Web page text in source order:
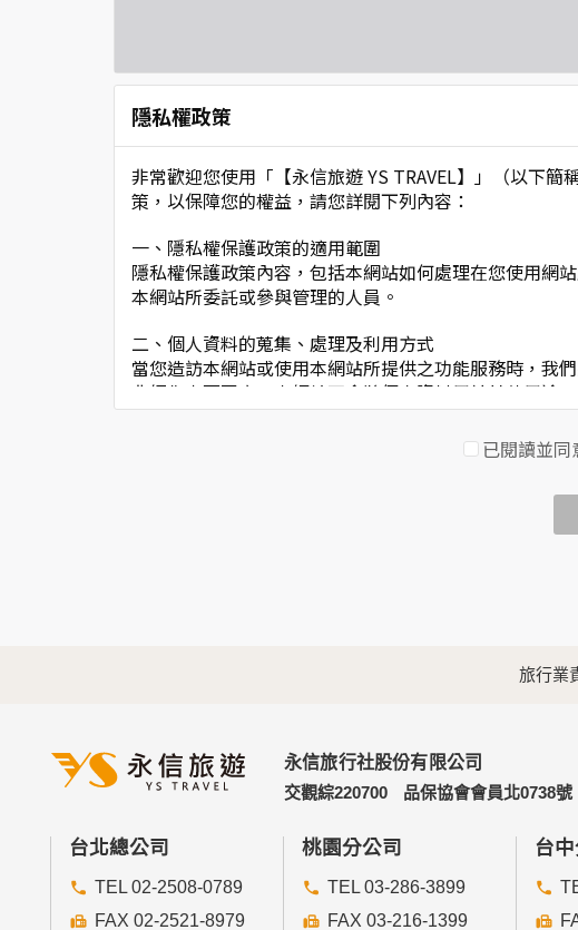
隱私權政策
非常歡迎您使用「【永信旅遊 YS TRAVEL】」（以下
策，以保障您的權益，請您詳閱下列內容：
一、隱私權保護政策的適用範圍
隱私權保護政策內容，包括本網站如何處理在您使用網
本網站所委託或參與管理的人員。
二、個人資料的蒐集、處理及利用方式
當您造訪本網站或使用本網站所提供之功能服務時，我
非經您書面同意，本網站不會將個人資料用於其他用途。
本網站在您使用服務信箱、問卷調查等互動性功能時，
於一般瀏覽時，伺服器會自行記錄相關行徑，包括您使
考依據，此記錄為內部應用，決不對外公佈。
為提供精確的服務，我們會將收集的問卷調查內容進行
五、與第三人共用個人資料之政策
本網站絕不會提供、交換、出租或出售任何您的個人資
前項但書之情形包括不限於：
經由您書面同意。
法律明文規定。
已閱讀並同
旅行業
永信旅行社股份有限公司
交觀綜220700
品保協會會員北0738號
台北總公司
TEL 02-2508-0789
FAX 02-2521-8979
桃園分公司
TEL 03-286-3899
FAX 03-216-1399
台